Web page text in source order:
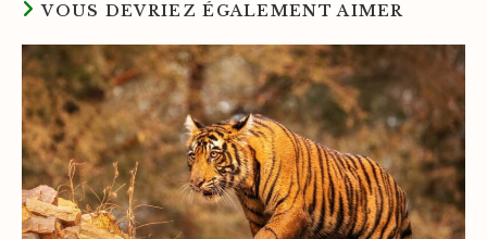
VOUS DEVRIEZ ÉGALEMENT AIMER